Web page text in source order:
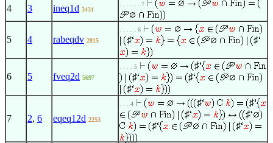
4 3 ineq1d 3431
. . . . . . 7
5 4 rabeqdv 2815
. . . . . 6
♯ ♯
6 5 fveq2d 5697
. . . . 5
♯
♯
♯
♯
7 2, 6 eqeq12d 2253
. . . 4 ♯
♯
♯
♯
♯
♯